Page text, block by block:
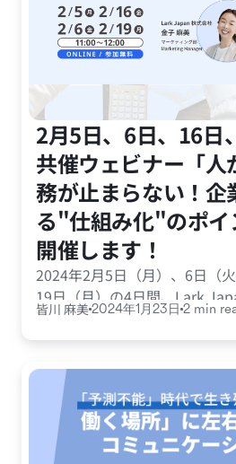
2月5日、6日、16日
共催ウェビナー「人
務が止まらない！企
る"仕組み化"のポイ
開催します！
2024年2月5日（月）、6日（
19日（月）の4日間、Lark
株式会社共催のウェビナーを開
皆川 麻美2024年1月23日 2 min